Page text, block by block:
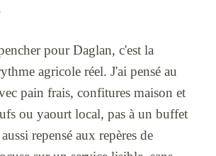
pour Daglan, c'est la
agricole réel. J'ai pensé au
pain frais, confitures maison et
ou yaourt local, pas à un buffet
repensé aux repères de